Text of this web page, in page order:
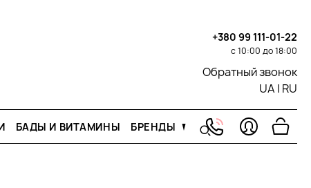
+380 99 111-01-22
с 10:00 до 18:00
Обратный звонок
UA | RU
БАДЫ И ВИТАМИНЫ БРЕНДЫ